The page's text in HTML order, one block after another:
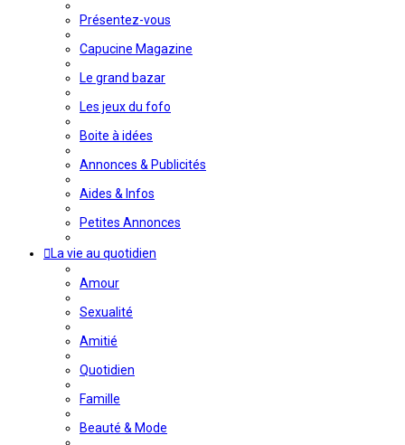
Présentez-vous
Capucine Magazine
Le grand bazar
Les jeux du fofo
Boite à idées
Annonces & Publicités
Aides & Infos
Petites Annonces
La vie au quotidien
Amour
Sexualité
Amitié
Quotidien
Famille
Beauté & Mode